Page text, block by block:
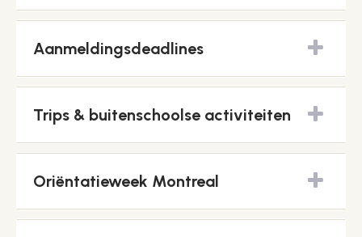
Aanmeldingsdeadlines
Trips & buitenschoolse activiteiten
Oriëntatieweek Montreal